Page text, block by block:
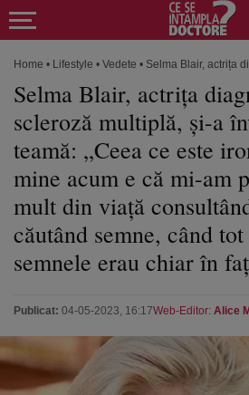
Home • Lifestyle • Vedete • Selma Blair, actrița
Selma Blair, actrița
scleroză multiplă, și-a
teamă: „Ceea ce este
mine acum e că mi-am
mult din viață
căutând semne, când
semnele erau chiar în
Publicat: 04-05-2023, 16:17Web-Editor: Alice